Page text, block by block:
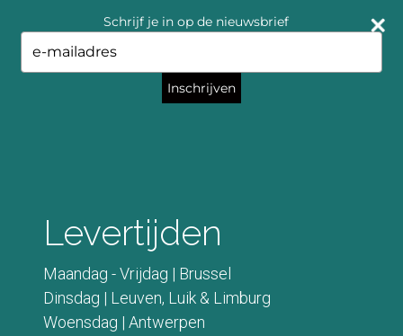
Levertijden
Maandag - Vrijdag | Brussel
Dinsdag | Leuven, Luik & Limburg
Woensdag | Antwerpen
Schrijf je in op de nieuwsbrief
your
email
Inschrijven